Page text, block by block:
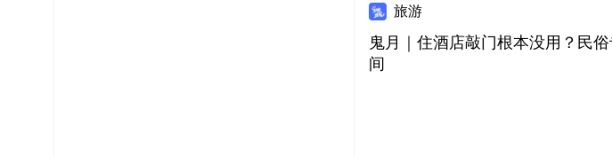
旅游
鬼月｜住酒店敲门根本没用？民
间